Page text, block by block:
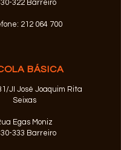
322 Barreiro
212 064 700
BÁSICA
JI José Joaquim Rita
Seixas
Egas Moniz
333 Barreiro